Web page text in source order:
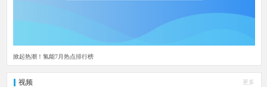
掀起热潮！氢能7月热点排行榜
视频 更多